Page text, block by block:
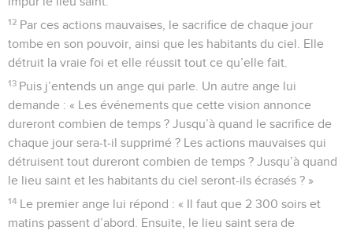
12 Par ces actions mauvaises, le sacrifice de chaque jour
tombe en son pouvoir, ainsi que les habitants du ciel. Elle
détruit la vraie foi et elle réussit tout ce qu’elle fait.
13 Puis j’entends un ange qui parle. Un autre ange lui
demande : « Les événements que cette vision annonce
dureront combien de temps ? Jusqu’à quand le sacrifice de
chaque jour sera-t-il supprimé ? Les actions mauvaises qui
détruisent tout dureront combien de temps ? Jusqu’à quand
le lieu saint et les habitants du ciel seront-ils écrasés ? »
14 Le premier ange lui répond : « Il faut que 2 300 soirs et
matins passent d’abord. Ensuite, le lieu saint sera de